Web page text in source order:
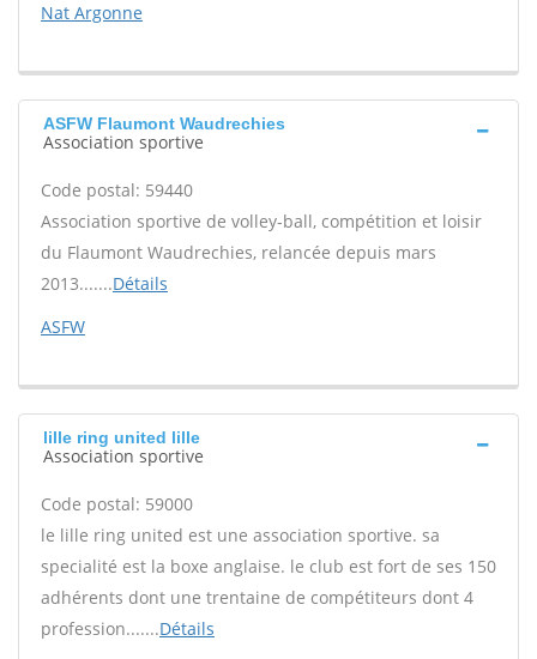
Nat Argonne
ASFW Flaumont Waudrechies
Association sportive
Code postal: 59440
Association sportive de volley-ball, compétition et loisir
du Flaumont Waudrechies, relancée depuis mars
2013.......Détails
ASFW
lille ring united lille
Association sportive
Code postal: 59000
le lille ring united est une association sportive. sa
specialité est la boxe anglaise. le club est fort de ses 150
adhérents dont une trentaine de compétiteurs dont 4
profession.......Détails